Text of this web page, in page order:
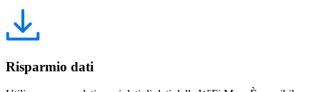
Risparmio dati